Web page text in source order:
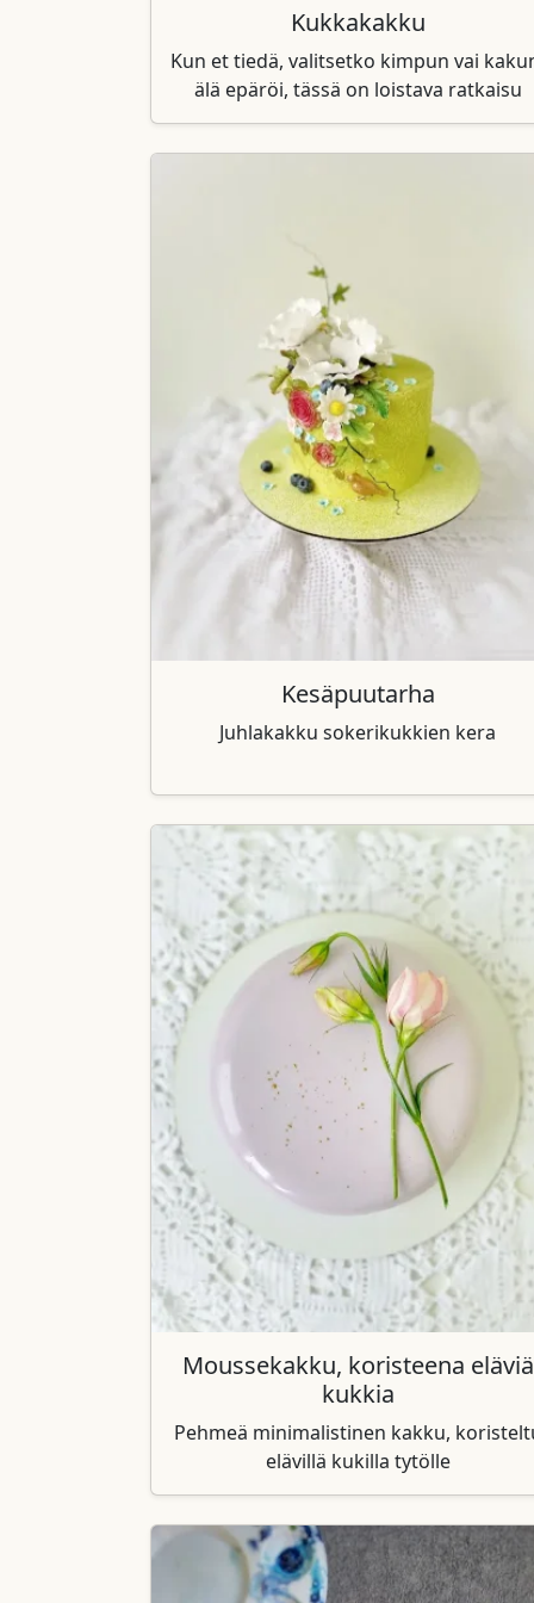
Kukkakakku
Kun et tiedä, valitsetko kimpun vai
älä epäröi, tässä on loistava ratkaisu
Kesäpuutarha
Juhlakakku sokerikukkien kera
Moussekakku, koristeena eläviä
kukkia
Pehmeä minimalistinen kakku,
elävillä kukilla tytölle